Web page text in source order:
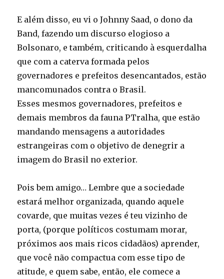
E além disso, eu vi o Johnny Saad, o dono da
Band, fazendo um discurso elogioso a
Bolsonaro, e também, criticando à esquerdalha
que com a caterva formada pelos
governadores e prefeitos desencantados, estão
mancomunados contra o Brasil.
Esses mesmos governadores, prefeitos e
demais membros da fauna PTralha, que estão
mandando mensagens a autoridades
estrangeiras com o objetivo de denegrir a
imagem do Brasil no exterior.
Pois bem amigo… Lembre que a sociedade
estará melhor organizada, quando aquele
covarde, que muitas vezes é teu vizinho de
porta, (porque políticos costumam morar,
próximos aos mais ricos cidadãos) aprender,
que você não compactua com esse tipo de
atitude, e quem sabe, então, ele comece a